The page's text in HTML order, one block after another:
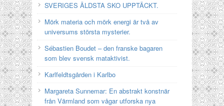
SVERIGES ÄLDSTA SKO UPPTÄCKT.
Mörk materia och mörk energi är två av
universums största mysterier.
Sébastien Boudet – den franske bagaren
som blev svensk mataktivist.
Karlfeldtsgården i Karlbo
Margareta Sunnemar: En abstrakt konstnär
från Värmland som vågar utforska nya